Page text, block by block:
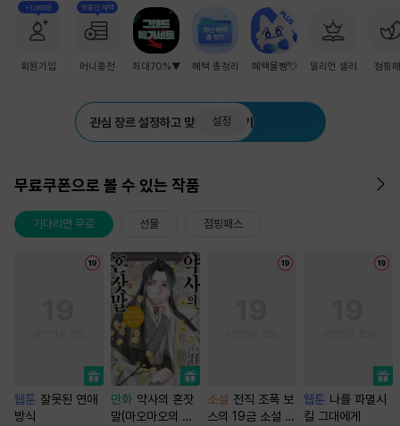
+1,000원
회원가입
첫충전 혜택
머니충전 최대70%▼ 혜택 총정리 혜택몰빵💘 밀리언 셀러 점핑
관심 장르 설정하고 맞춤 추천 받기
설정
무료쿠폰으로 볼 수 있는 작품
기다리면 무료 선물 점핑패스
웹툰 잘못된 연애
방식
만화 약사의 혼잣
말(마오마오의 후
소설 전직 조폭 보
스의 19금 소설 속
웹툰 나를 파멸시
킬 그대에게